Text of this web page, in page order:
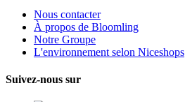
Nous contacter
À propos de Bloomling
Notre Groupe
L'environnement selon Niceshops
Suivez-nous sur